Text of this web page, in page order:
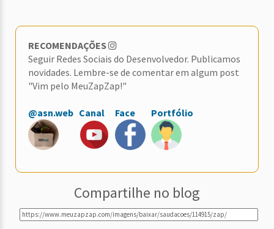
RECOMENDAÇÕES
Seguir Redes Sociais do Desenvolvedor. Publicamos
novidades. Lembre-se de comentar em algum post
"Vim pelo MeuZapZap!"
@asn.web Canal Face Portfólio
Compartilhe no blog